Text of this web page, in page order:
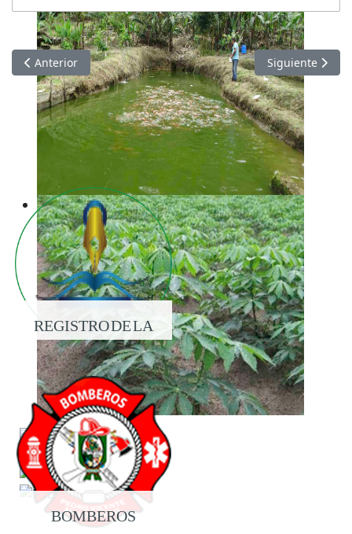
Artículo anterior: Información de SEPTIEMBRE 2021
Anterior Artículo
Siguiente
REGISTRO DE LA
PROPIEDAD
BOMBEROS